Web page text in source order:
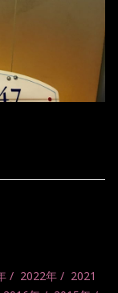
2022年
2021